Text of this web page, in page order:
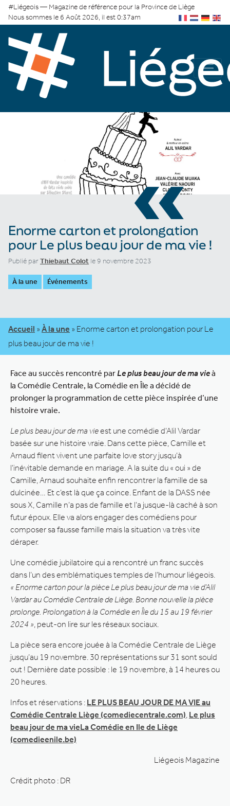
#Liégeois — Magazine de référence pour la Province de Liège
Nous sommes le 6 Août 2026, il est 0:37am
«
Enorme carton et prolongation
pour Le plus beau jour de ma vie !
Publié parThiebaut Colot le 9 novembre 2023
À la une Événements
Accueil » À la une » Enorme carton et prolongation pour Le
plus beau jour de ma vie !
Face au succès rencontré parLe plus beau jour de ma vieà
la Comédie Centrale, la Comédie en Île a décidé de
prolonger la programmation de cette pièce inspirée d’une
histoire vraie.
Le plus beau jour de ma vieest une comédie d’Alil Vardar
basée sur une histoire vraie. Dans cette pièce, Camille et
Arnaud filent vivent une parfaite love story jusqu’à
l’inévitable demande en mariage. A la suite du « oui » de
Camille, Arnaud souhaite enfin rencontrer la famille de sa
dulcinée… Et c’est là que ça coince. Enfant de la DASS née
sous X, Camille n’a pas de famille et l’a jusque-là caché à son
futur époux. Elle va alors engager des comédiens pour
composer sa fausse famille mais la situation va très vite
déraper.
Une comédie jubilatoire qui a rencontré un franc succès
dans l’un des emblématiques temples de l’humour liégeois.
« Enorme carton pour la pièce Le plus beau jour de ma vie d’Alil
Vardar au Comédie Centrale de Liège. Bonne nouvelle la pièce
prolonge. Prolongation à la Comédie en Île du 15 au 19 février
2024 » , peut-on lire sur les réseaux sociaux.
La pièce sera encore jouée à la Comédie Centrale de Liège
jusqu’au 19 novembre. 30 représentations sur 31 sont sould
out ! Dernière date possible : le 19 novembre, à 14 heures ou
20 heures.
Infos et réservations : LE PLUS BEAU JOUR DE MA VIE au
Comédie Centrale Liège (comediecentrale.com) Le plus
beau jour de ma vieLa Comédie en Ile de Liège
(comedieenile.be)
Liégeois Magazine
Crédit photo : DR